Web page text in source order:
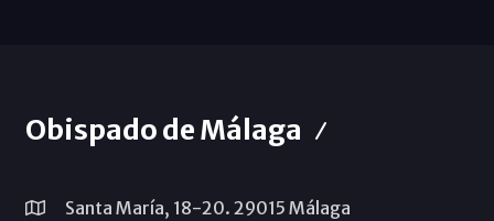
Obispado de Málaga
Santa María, 18-20. 29015 Málaga